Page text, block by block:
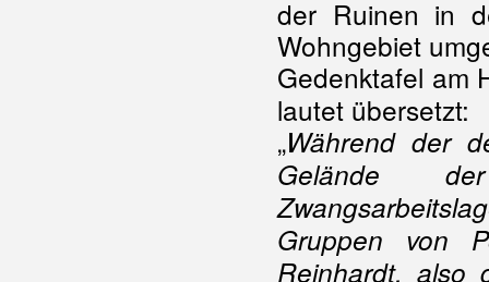
der Ruinen in
Wohngebiet
Gedenktafel am
lautet übersetzt:
„Während der
Gelände
Gruppen von
Reinhardt, also